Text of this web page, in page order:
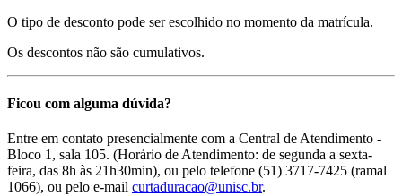
O tipo de desconto pode ser escolhido no momento da matrícula.
Os descontos não são cumulativos.
Ficou com alguma dúvida?
Entre em contato presencialmente com a Central de Atendimento -
Bloco 1, sala 105. (Horário de Atendimento: de segunda a sexta-
feira, das 8h às 21h30min), ou pelo telefone (51) 3717-7425 (ramal
1066), ou pelo e-mail curtaduracao@unisc.br.